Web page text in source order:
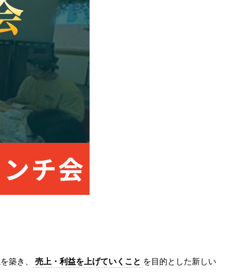
築き、 売上・利益を上げていくこと を目的とした新しい